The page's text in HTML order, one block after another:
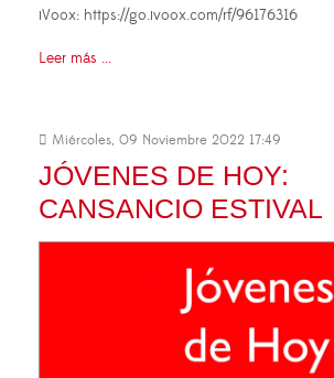
iVoox: https://go.ivoox.com/rf/96176316
Leer más ...
Miércoles, 09 Noviembre 2022 17:49
JÓVENES DE HOY:
CANSANCIO ESTIVAL